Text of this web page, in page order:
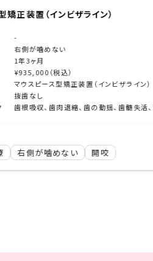
ビザライン）
込）
矯正装置（インビザライン）
歯根吸収、歯肉退縮、歯の動揺、歯髄失活、顎関節症状の悪化、ブラックトライアングル、エナメルクラック、清掃不良による齲蝕など
ない 開咬